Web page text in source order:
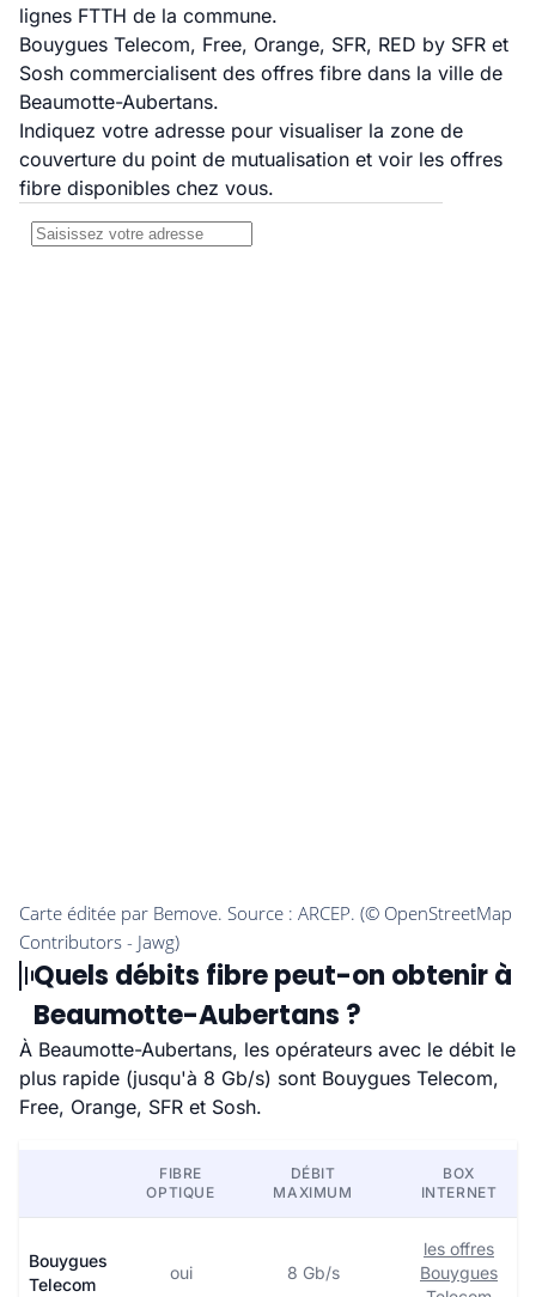
lignes FTTH de la commune.
Bouygues Telecom, Free, Orange, SFR, RED by SFR et
Sosh commercialisent des offres fibre dans la ville de
Beaumotte-Aubertans.
Indiquez votre adresse pour visualiser la zone de
couverture du point de mutualisation et voir les offres
fibre disponibles chez vous.
Quels débits fibre peut-on obtenir à
Beaumotte-Aubertans ?
À Beaumotte-Aubertans, les opérateurs avec le débit le
plus rapide (jusqu'à 8 Gb/s) sont Bouygues Telecom,
Free, Orange, SFR et Sosh.
FIBRE
OPTIQUE
DÉBIT
MAXIMUM
BOX
INTERNET
Bouygues
Telecom
oui 8 Gb/s
les offres
Bouygues